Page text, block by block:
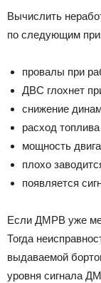
Вычислить
по следующим
провалы при
ДВС глохнет
снижение
расход
мощность
плохо
появляется
Если ДМРВ уже
Тогда
выдаваемой
уровня сигнала